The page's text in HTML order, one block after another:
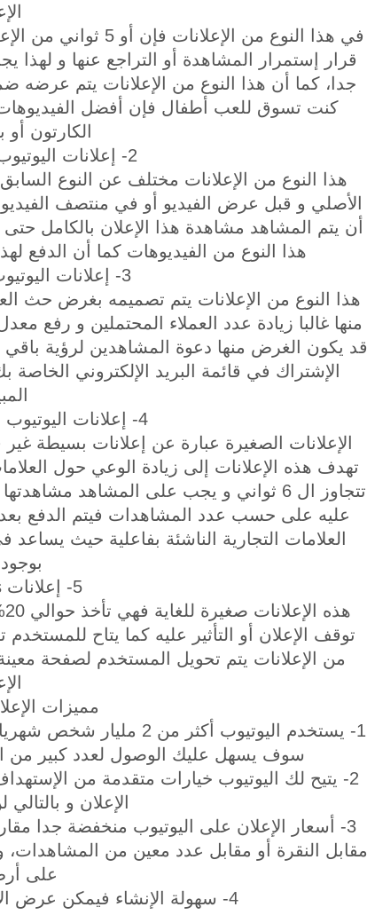
في هذا النوع من
جدا، كما أن هذا النوع من الإعلانات يتم عرضه
كنت تسوق للعب أطفال فإن أفضل
الكارتون
2- إعلانات اليوتيوب الغير قابلة للتخطي
هذا النوع من الإعلانات مختلف عن النوع
أن يتم المشاهد مشاهدة هذا الإعلان بالكامل
هذا النوع من الفيديوهات كما أن الدفع
3- إعلانات اليوتيوب TrueView Action
منها غالبا زيادة عدد العملاء المحتملين و رفع
قد يكون الغرض منها دعوة المشاهدين لرؤية
الإشتراك في قائمة البريد الإلكتروني
4- إعلانات اليوتيوب الصغيرة Bumper Ads
تهدف هذه الإعلانات إلى زيادة الوعي حول
تتجاوز ال 6 ثواني و يجب على المشاهد
عليه على حسب عدد المشاهدات فيتم الدفع
العلامات التجارية الناشئة بفاعلية حيث
5- إعلانات Overlay Ads
توقف الإعلان أو التأثير عليه كما يتاح
من الإعلانات يتم تحويل المستخدم لصفحة
مميزات
سوف يسهل عليك الوصول لعدد كبير من
2- يتيح لك اليوتيوب خيارات متقدمة من
الإعلان و
3- أسعار الإعلان على اليوتيوب منخفضة جدا
مقابل النقرة أو مقابل عدد معين من المشاهدات،
على
4- سهولة الإنشاء فيمكن عرض الإعلانات على اليوتيوب بكل سهولة.